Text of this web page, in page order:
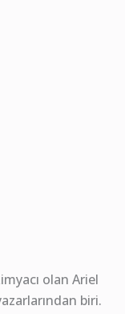
olan Ariel
biri.